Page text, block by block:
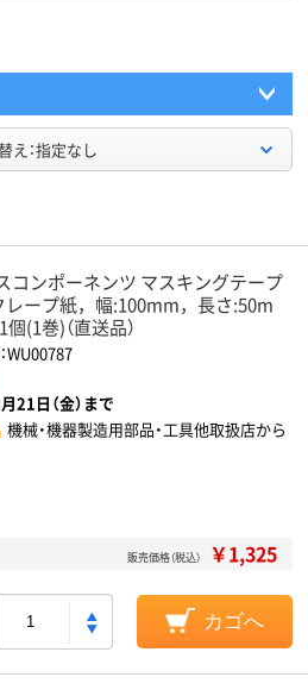
え：指定なし
コンポーネンツ マスキングテープ
レープ紙，幅:100mm，長さ:50m
(1巻)（直送品）
WU00787
21日（金）まで
機械・機器製造用部品・工具他取扱店から
販売価格（税込） ￥1,325
カゴへ